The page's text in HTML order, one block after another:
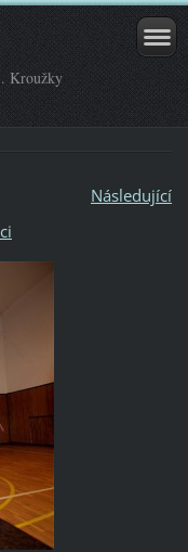
Kroužky
Následující